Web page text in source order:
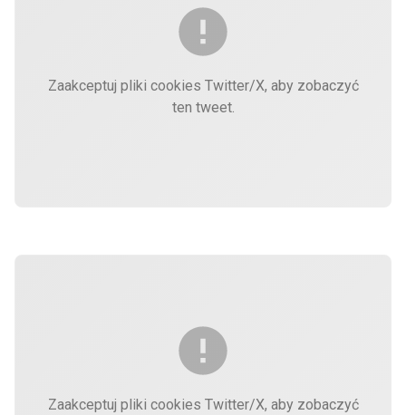
Zaakceptuj pliki cookies Twitter/X, aby zobaczyć
ten tweet.
Zaakceptuj pliki cookies Twitter/X, aby zobaczyć